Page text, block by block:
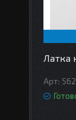
Латка